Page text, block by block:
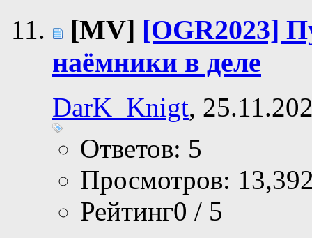
[MV] [OGR2023]
наёмники в деле
DarK_Knigt,
Ответов: 5
Просмотров:
Рейтинг0 / 5